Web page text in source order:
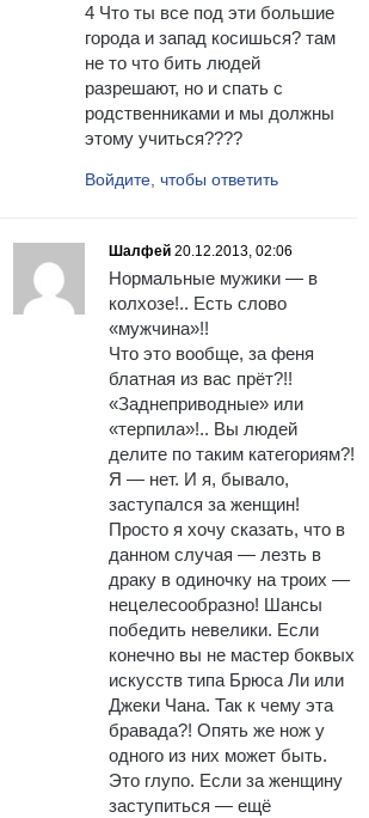
4 Что ты все под эти большие
города и запад косишься? там
не то что бить людей
разрешают, но и спать с
родственниками и мы должны
этому учиться????
Войдите, чтобы ответить
Шалфей 20.12.2013, 02:06
Нормальные мужики — в
колхозе!.. Есть слово
«мужчина»!!
Что это вообще, за феня
блатная из вас прёт?!!
«Заднеприводные» или
«терпила»!.. Вы людей
делите по таким категориям?!
Я — нет. И я, бывало,
заступался за женщин!
Просто я хочу сказать, что в
данном случая — лезть в
драку в одиночку на троих —
нецелесообразно! Шансы
победить невелики. Если
конечно вы не мастер боквых
искусств типа Брюса Ли или
Джеки Чана. Так к чему эта
бравада?! Опять же нож у
одного из них может быть.
Это глупо. Если за женщину
заступиться — ещё